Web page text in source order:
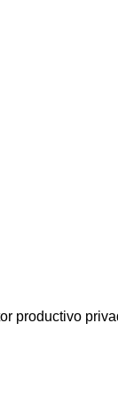
productivo